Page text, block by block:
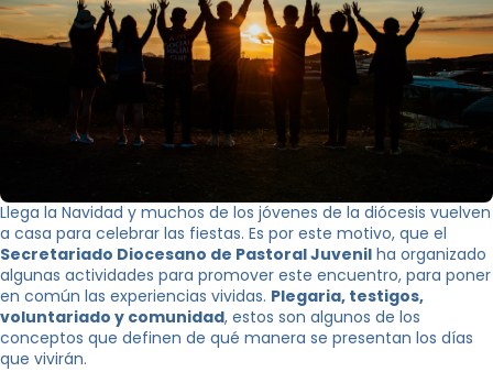
Llega la Navidad y muchos de los jóvenes de la diócesis vuelven
a casa para celebrar las fiestas. Es por este motivo, que el
Secretariado Diocesano de Pastoral Juvenil ha organizado
algunas actividades para promover este encuentro, para poner
en común las experiencias vividas. Plegaria, testigos,
voluntariado y comunidad, estos son algunos de los
conceptos que definen de qué manera se presentan los días
que vivirán.